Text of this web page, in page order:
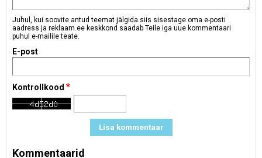
Juhul, kui soovite antud teemat jälgida siis sisestage oma e-posti
aadress ja reklaam.ee keskkond saadab Teile iga uue kommentaari
puhul e-mailile teate.
E-post
Kontrollkood *
Kommentaarid